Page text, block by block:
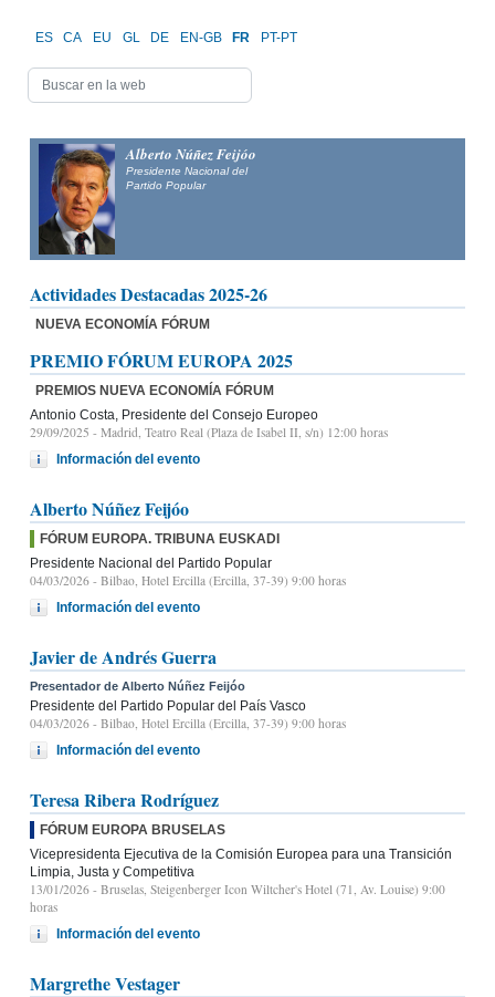
ES CA EU GL DE EN-GB FR PT-PT
Alberto Núñez Feijóo
Presidente Nacional del
Partido Popular
Actividades Destacadas 2025-26
NUEVA ECONOMÍA FÓRUM
PREMIO FÓRUM EUROPA 2025
PREMIOS NUEVA ECONOMÍA FÓRUM
Antonio Costa, Presidente del Consejo Europeo
29/09/2025 - Madrid, Teatro Real (Plaza de Isabel II, s/n) 12:00 horas
Información del evento
Alberto Núñez Feijóo
FÓRUM EUROPA. TRIBUNA EUSKADI
Presidente Nacional del Partido Popular
04/03/2026 - Bilbao, Hotel Ercilla (Ercilla, 37-39) 9:00 horas
Información del evento
Javier de Andrés Guerra
Presentador de Alberto Núñez Feijóo
Presidente del Partido Popular del País Vasco
04/03/2026 - Bilbao, Hotel Ercilla (Ercilla, 37-39) 9:00 horas
Información del evento
Teresa Ribera Rodríguez
FÓRUM EUROPA BRUSELAS
Vicepresidenta Ejecutiva de la Comisión Europea para una Transición
Limpia, Justa y Competitiva
13/01/2026 - Bruselas, Steigenberger Icon Wiltcher's Hotel (71, Av. Louise) 9:00
horas
Información del evento
Margrethe Vestager